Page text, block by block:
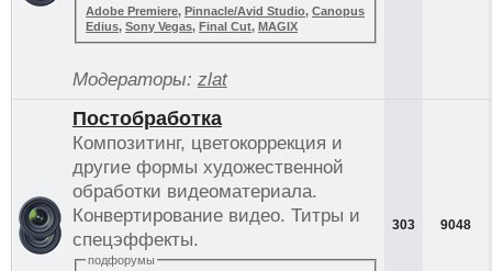
Adobe Premiere, Pinnacle/Avid Studio,Canopus
Edius,Sony Vegas, Final Cut, MAGIX
Модераторы: zlat
Постобработка
Композитинг, цветокоррекция и
другие формы художественной
обработки видеоматериала.
Конвертирование видео. Титры и
спецэффекты.
подфорумы
303 9048